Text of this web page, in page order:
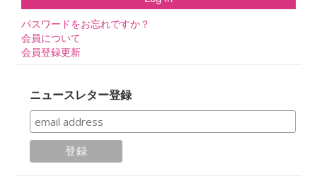
パスワードをお忘れですか？
会員について
会員登録更新
ニュースレター登録